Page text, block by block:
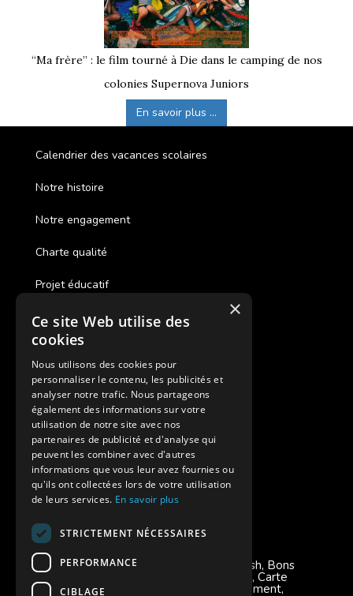
“Ma frère” : le film tourné à Die dans le camping de nos
colonies Supernova Juniors
En savoir plus ...
Calendrier des vacances scolaires
Notre histoire
Notre engagement
Charte qualité
Projet éducatif
Des colonies de vacances inclusives
Assurances annulations
Aides financières pour partir en colonie
Charte de confidentialité
Vacances Adaptées Adulte Supernova
Modes de règlement acceptés
Chèque, Virement, Espèces, Mandats cash, Bons
CAF, Conseil général, Chèques vacances, Carte
bancaire, Prise en charge reçu sans règlement,
×
Ce site Web utilise des
cookies
Nous utilisons des cookies pour
personnaliser le contenu, les publicités et
analyser notre trafic. Nous partageons
également des informations sur votre
utilisation de notre site avec nos
partenaires de publicité et d'analyse qui
peuvent les combiner avec d'autres
informations que vous leur avez fournies ou
qu'ils ont collectées lors de votre utilisation
de leurs services. En savoir plus
STRICTEMENT NÉCESSAIRES
PERFORMANCE
CIBLAGE